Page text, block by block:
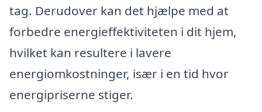
tag. Derudover kan det hjælpe med at
forbedre energieffektiviteten i dit hjem,
hvilket kan resultere i lavere
energiomkostninger, især i en tid hvor
energipriserne stiger.